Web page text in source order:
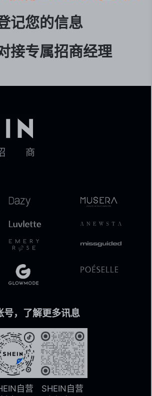
记您的信息
接专属招商经理
商
号，了解更多讯息
自营
SHEIN自营